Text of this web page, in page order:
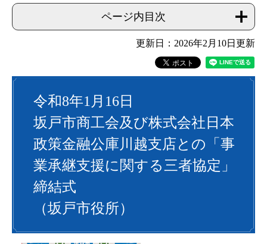
ページ内目次
更新日：2026年2月10日更新
令和8年1月16日
坂戸市商工会及び株式会社日本
政策金融公庫川越支店との「事
業承継支援に関する三者協定」
締結式
（坂戸市役所）